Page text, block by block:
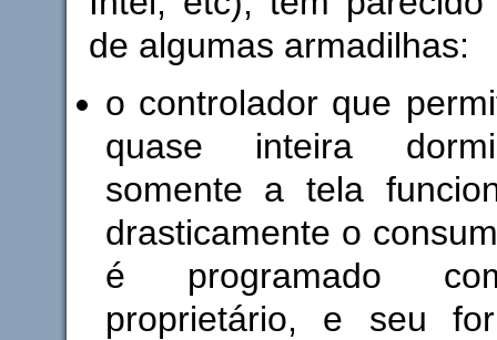
de algumas armadilhas:
o controlador que
quase inteira
somente a tela
drasticamente o
é programado
proprietário, e seu